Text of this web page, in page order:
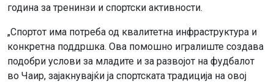
година за тренинзи и спортски активности.
„Спортот има потреба од квалитетна инфраструктура и
конкретна поддршка. Ова помошно игралиште создава
подобри услови за младите и за развојот на фудбалот
во Чаир, зајакнувајќи ја спортската традиција на овој